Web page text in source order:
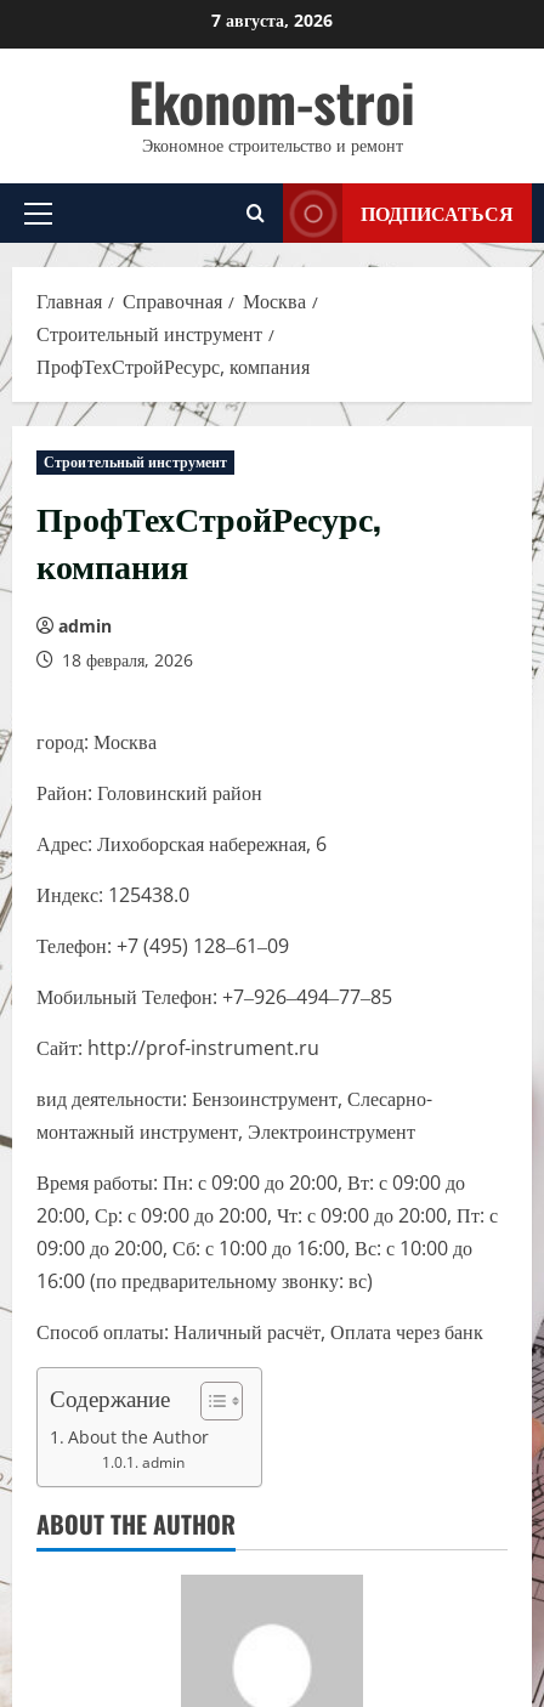
к
7 августа, 2026
Ekonom-stroi
Экономное строительство и ремонт
Основное
меню
ПОДПИСАТЬСЯ
Главная Справочная
Москва
Строительный инструмент
ПрофТехСтройРесурс, компания
Строительный инструмент
ПрофТехСтройРесурс,
компания
admin
18 февраля, 2026
город: Москва
Район: Головинский район
Адрес: Лихоборская набережная, 6
Индекс: 125438.0
Телефон: +7 (495) 128‒61‒09
Мобильный Телефон: +7‒926‒494‒77‒85
Сайт: http://prof-instrument.ru
вид деятельности: Бензоинструмент, Слесарно-
монтажный инструмент, Электроинструмент
Время работы: Пн: с 09:00 до 20:00, Вт: с 09:00 до
20:00, Ср: с 09:00 до 20:00, Чт: с 09:00 до 20:00, Пт: с
09:00 до 20:00, Сб: с 10:00 до 16:00, Вс: с 10:00 до
16:00 (по предварительному звонку: вс)
Способ оплаты: Наличный расчёт, Оплата через банк
Содержание
About the Author
admin
ABOUT THE AUTHOR